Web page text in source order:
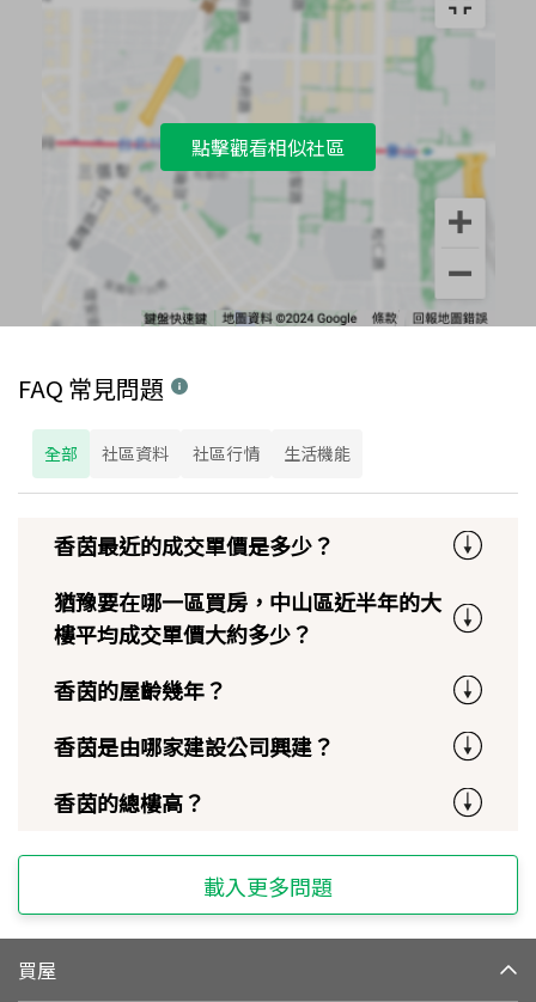
點擊觀看相似社區
FAQ 常見問題
全部 社區資料 社區行情 生活機能
香茵最近的成交單價是多少？
猶豫要在哪一區買房，中山區近半年的大
樓平均成交單價大約多少？
香茵的屋齡幾年？
香茵是由哪家建設公司興建？
香茵的總樓高？
載入更多問題
買屋